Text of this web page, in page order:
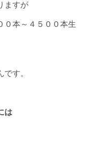
ますが
０本～４５００本生
す。
は